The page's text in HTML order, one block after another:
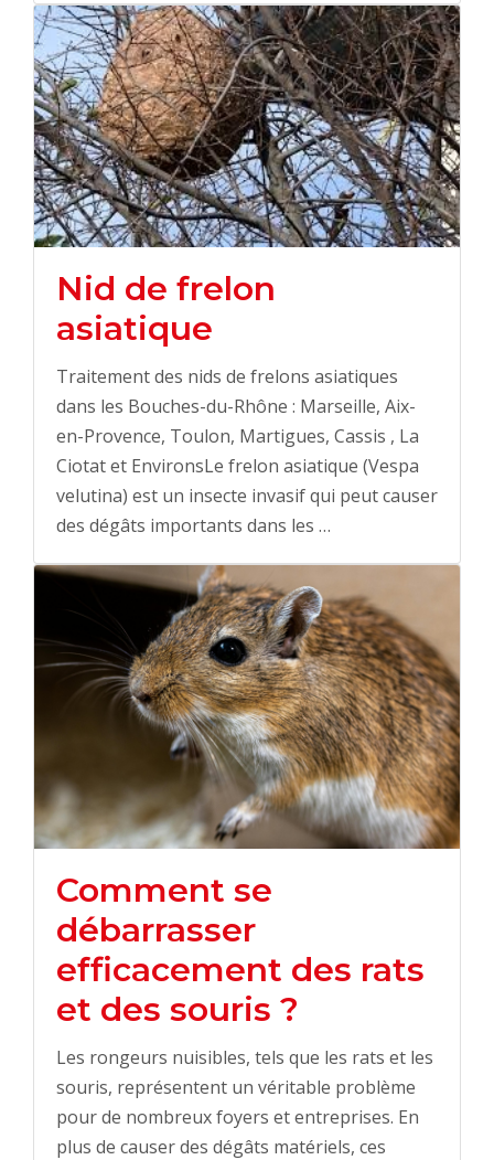
Nid de frelon
asiatique
Traitement des nids de frelons asiatiques
dans les Bouches-du-Rhône : Marseille, Aix-
en-Provence, Toulon, Martigues, Cassis , La
Ciotat et EnvironsLe frelon asiatique (Vespa
velutina) est un insecte invasif qui peut causer
des dégâts importants dans les …
Comment se
débarrasser
efficacement des rats
et des souris ?
Les rongeurs nuisibles, tels que les rats et les
souris, représentent un véritable problème
pour de nombreux foyers et entreprises. En
plus de causer des dégâts matériels, ces